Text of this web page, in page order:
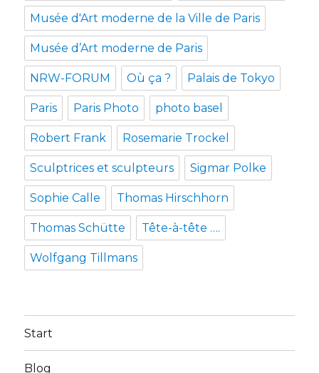
Musée d'Art moderne de la Ville de Paris
Musée d’Art moderne de Paris
NRW-FORUM Où ça ? Palais de Tokyo
Paris Paris Photo photo basel
Robert Frank Rosemarie Trockel
Sculptrices et sculpteurs Sigmar Polke
Sophie Calle Thomas Hirschhorn
Thomas Schütte Tête-à-tête ….
Wolfgang Tillmans
Start
Blog